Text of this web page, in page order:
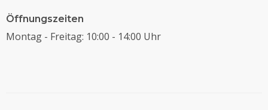
Öffnungszeiten
Montag - Freitag: 10:00 - 14:00 Uhr